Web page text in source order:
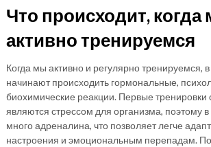
Что происходит, когда
активно тренируемся
Когда мы активно и регулярно тренируемся,
начинают происходить гормональные,
биохимические реакции. Первые тренировки
являются стрессом для организма, поэтому в
много адреналина, что позволяет легче
настроения и эмоциональным перепадам.